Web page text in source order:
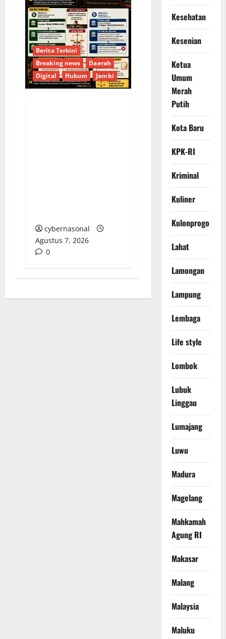
Berita Terkini
Breaking news
Daerah
Digital
Hukum Jambi
cybernasonal
Agustus 7, 2026
0
Kesehatan
Kesenian
Ketua
Umum
Merah
Putih
Kota Baru
KPK-RI
Kriminal
Kuliner
Kulonprogo
Lahat
Lamongan
Lampung
Lembaga
Life style
Lombok
Lubuk
Linggau
Lumajang
Luwu
Madura
Magelang
Mahkamah
Agung RI
Makasar
Malang
Malaysia
Maluku